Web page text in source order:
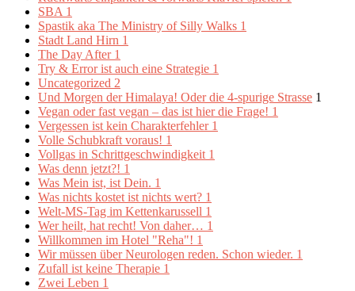
SBA 1
Spastik aka The Ministry of Silly Walks 1
Stadt Land Hirn 1
The Day After 1
Try & Error ist auch eine Strategie 1
Uncategorized 2
Und Morgen der Himalaya! Oder die 4-spurige Strasse 1
Vegan oder fast vegan – das ist hier die Frage! 1
Vergessen ist kein Charakterfehler 1
Volle Schubkraft voraus! 1
Vollgas in Schrittgeschwindigkeit 1
Was denn jetzt?! 1
Was Mein ist, ist Dein. 1
Was nichts kostet ist nichts wert? 1
Welt-MS-Tag im Kettenkarussell 1
Wer heilt, hat recht! Von daher… 1
Willkommen im Hotel "Reha"! 1
Wir müssen über Neurologen reden. Schon wieder. 1
Zufall ist keine Therapie 1
Zwei Leben 1